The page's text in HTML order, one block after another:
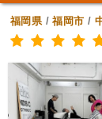
福岡県/福岡市 /